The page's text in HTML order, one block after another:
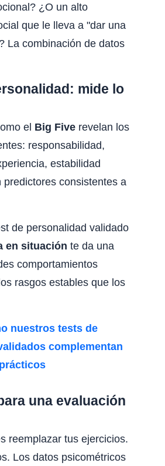
¿O un alto
que le lleva a "dar una
La combinación de datos
mide lo
el Big Five revelan los
responsabilidad,
estabilidad
predictores consistentes a
de personalidad validado
en situación te da una
comportamientos
rasgos estables que los
nuestros tests de
complementan
una evaluación
reemplazar tus ejercicios.
Los datos psicométricos